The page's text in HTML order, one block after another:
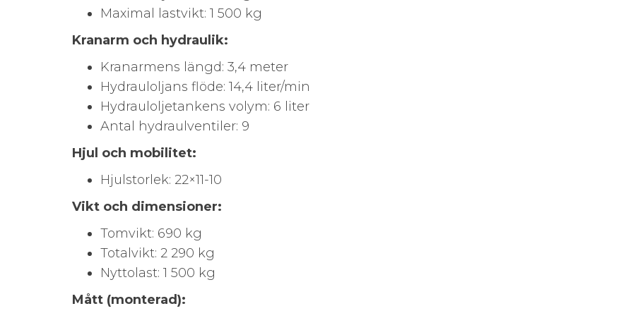
Maximal lastvikt: 1 500 kg
Kranarm och hydraulik:
Kranarmens längd: 3,4 meter
Hydrauloljans flöde: 14,4 liter/min
Hydrauloljetankens volym: 6 liter
Antal hydraulventiler: 9
Hjul och mobilitet:
Hjulstorlek: 22×11-10
Vikt och dimensioner:
Tomvikt: 690 kg
Totalvikt: 2 290 kg
Nyttolast: 1 500 kg
Mått (monterad):